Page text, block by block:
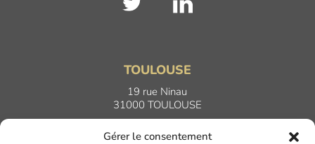
Gérer le consentement
TOULOUSE
19 rue Ninau
31000 TOULOUSE